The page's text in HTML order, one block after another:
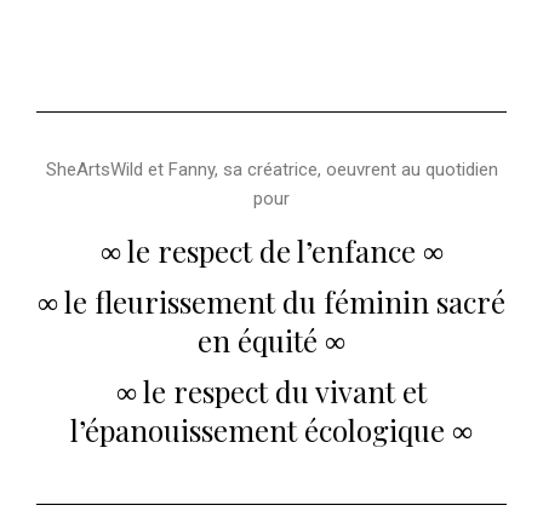
SheArtsWild et Fanny, sa créatrice, oeuvrent au quotidien
pour
∞ le respect de l’enfance ∞
∞ le fleurissement du féminin sacré
en équité ∞
∞ le respect du vivant et
l’épanouissement écologique ∞